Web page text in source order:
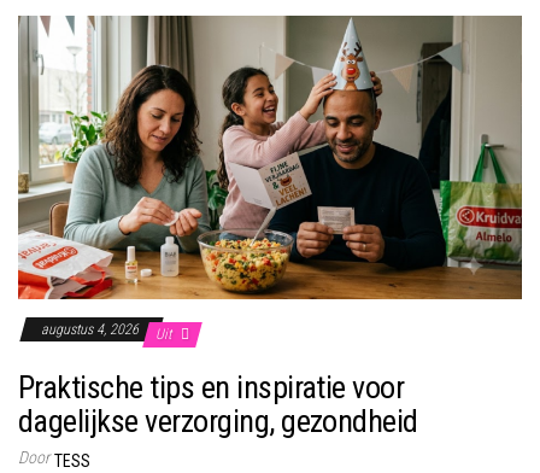
augustus 4, 2026 Uit
Praktische tips en inspiratie voor
dagelijkse verzorging, gezondheid
Door TESS